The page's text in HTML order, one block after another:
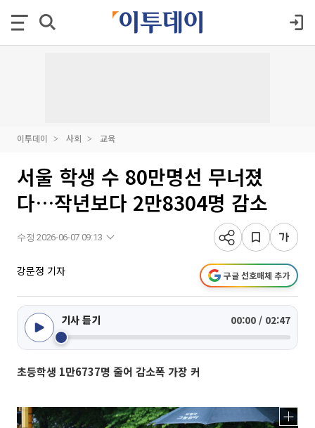
이투데이 사회 교육
서울 학생 수 80만명선 무너졌
다…작년보다 2만8304명 감소
수정 2026-06-07 09:13
강문정 기자 구글 선호매체 추가
기사 듣기 00:00 / 02:47
초등학생 1만6737명 줄어 감소폭 가장 커